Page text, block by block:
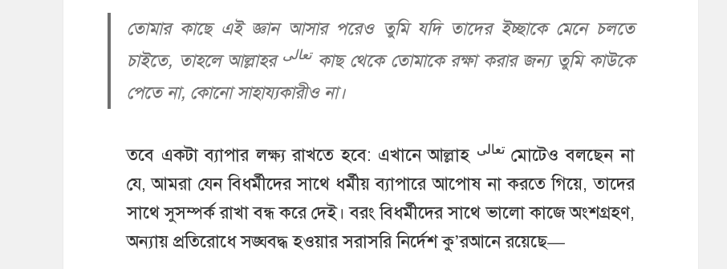
তোমার কাছে এই জ্ঞান আসার পরেও তুমি যদি তাদের ইচ্ছাকে মেনে চলতে
চাইতে, তাহলে আল্লাহর تعالىকাছ থেকে তোমাকে রক্ষা করার জন্য তুমি কাউকে
পেতে না, কোনো সাহায্যকারীও না।
তবে একটা ব্যাপার লক্ষ্য রাখতে হবে: এখানে আল্লাহ تعالىমোটেও বলছেন না
যে, আমরা যেন বিধর্মীদের সাথে ধর্মীয় ব্যাপারে আপোষ না করতে গিয়ে, তাদের
সাথে সুসম্পর্ক রাখা বন্ধ করে দেই। বরং বিধর্মীদের সাথে ভালো কাজে অংশগ্রহণ,
অন্যায় প্রতিরোধে সঙ্ঘবদ্ধ হওয়ার সরাসরি নির্দেশ কু’রআনে রয়েছে—